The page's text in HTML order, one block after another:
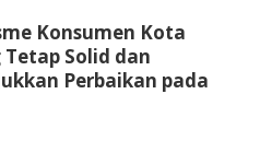
Konsumen Kota
Solid dan
Perbaikan pada